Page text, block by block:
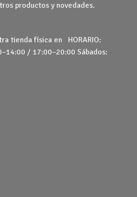
productos y novedades.
tienda física en HORARIO:
/ 17:00–20:00 Sábados: